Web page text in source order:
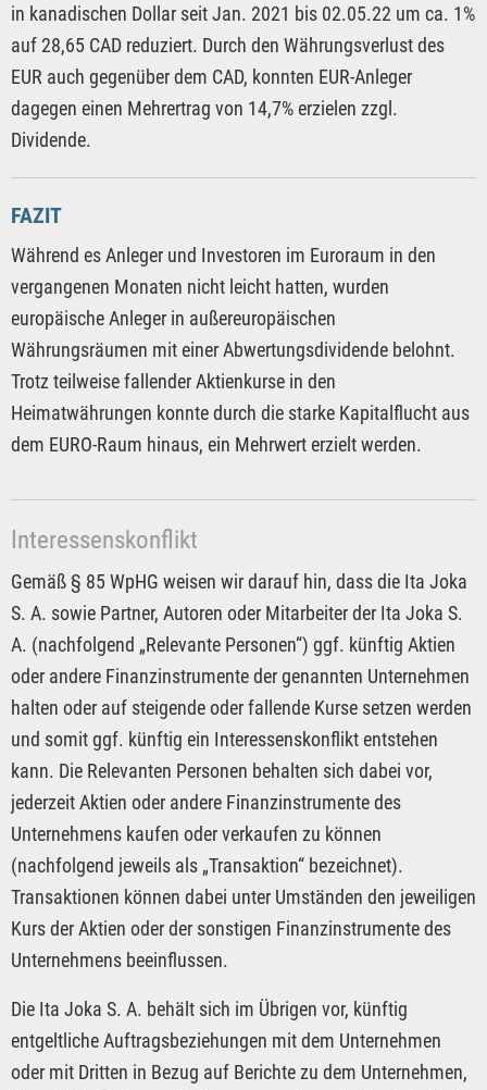
in kanadischen Dollar seit Jan. 2021 bis 02.05.22 um ca. 1%
auf 28,65 CAD reduziert. Durch den Währungsverlust des
EUR auch gegenüber dem CAD, konnten EUR-Anleger
dagegen einen Mehrertrag von 14,7% erzielen zzgl.
Dividende.
FAZIT
Während es Anleger und Investoren im Euroraum in den
vergangenen Monaten nicht leicht hatten, wurden
europäische Anleger in außereuropäischen
Währungsräumen mit einer Abwertungsdividende belohnt.
Trotz teilweise fallender Aktienkurse in den
Heimatwährungen konnte durch die starke Kapitalflucht aus
dem EURO-Raum hinaus, ein Mehrwert erzielt werden.
Interessenskonflikt
Gemäß § 85 WpHG weisen wir darauf hin, dass die Ita Joka
S. A. sowie Partner, Autoren oder Mitarbeiter der Ita Joka S.
A. (nachfolgend „Relevante Personen“) ggf. künftig Aktien
oder andere Finanzinstrumente der genannten Unternehmen
halten oder auf steigende oder fallende Kurse setzen werden
und somit ggf. künftig ein Interessenskonflikt entstehen
kann. Die Relevanten Personen behalten sich dabei vor,
jederzeit Aktien oder andere Finanzinstrumente des
Unternehmens kaufen oder verkaufen zu können
(nachfolgend jeweils als „Transaktion“ bezeichnet).
Transaktionen können dabei unter Umständen den jeweiligen
Kurs der Aktien oder der sonstigen Finanzinstrumente des
Unternehmens beeinflussen.
Die Ita Joka S. A. behält sich im Übrigen vor, künftig
entgeltliche Auftragsbeziehungen mit dem Unternehmen
oder mit Dritten in Bezug auf Berichte zu dem Unternehmen,